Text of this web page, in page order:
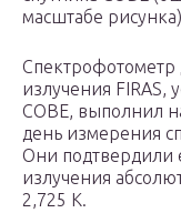
масштабе рисунка)
Спектрофотометр
излучения FIRAS,
COBE, выполнил
день измерения
Они подтвердили
излучения
2,725 К.